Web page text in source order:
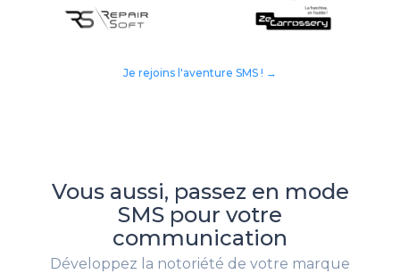
Je rejoins l'aventure SMS ! →
Vous aussi, passez en mode
SMS pour votre
communication
Développez la notoriété de votre marque